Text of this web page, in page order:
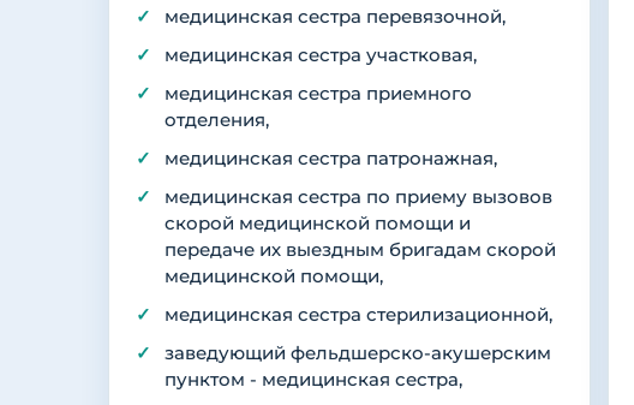
медицинская сестра перевязочной,
медицинская сестра участковая,
медицинская сестра приемного
отделения,
медицинская сестра патронажная,
медицинская сестра по приему вызовов
скорой медицинской помощи и
передаче их выездным бригадам скорой
медицинской помощи,
медицинская сестра стерилизационной,
заведующий фельдшерско-акушерским
пунктом - медицинская сестра,